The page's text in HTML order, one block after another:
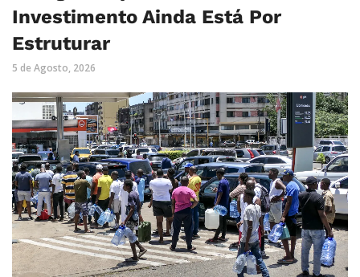
Investimento Ainda Está Por
Estruturar
5 de Agosto, 2026